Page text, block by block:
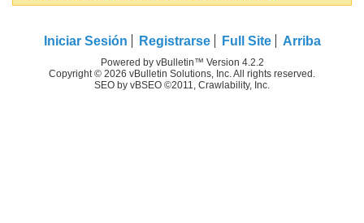
Iniciar Sesión Registrarse Full Site Arriba
Powered by vBulletin™ Version 4.2.2
Copyright © 2026 vBulletin Solutions, Inc. All rights reserved.
SEO by vBSEO ©2011, Crawlability, Inc.